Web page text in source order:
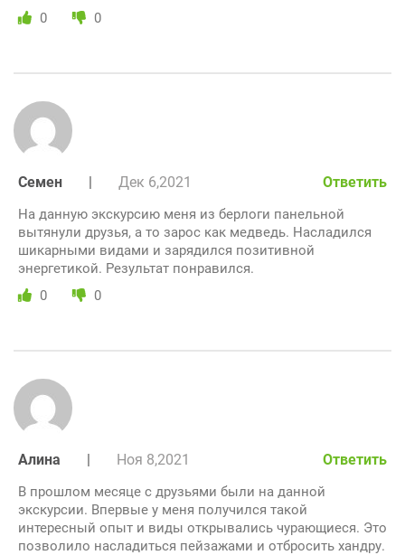
0
0
Семен | Дек 6,2021 Ответить
На данную экскурсию меня из берлоги панельной
вытянули друзья, а то зарос как медведь. Насладился
шикарными видами и зарядился позитивной
энергетикой. Результат понравился.
0
0
Алина | Ноя 8,2021 Ответить
В прошлом месяце с друзьями были на данной
экскурсии. Впервые у меня получился такой
интересный опыт и виды открывались чурающиеся. Это
позволило насладиться пейзажами и отбросить хандру.